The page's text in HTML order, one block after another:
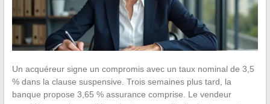
Un acquéreur signe un compromis avec un taux nominal de 3,5
% dans la clause suspensive. Trois semaines plus tard, la
banque propose 3,65 % assurance comprise. Le vendeur